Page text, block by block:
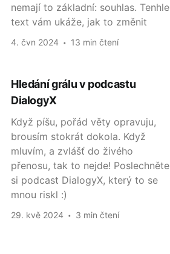
nemají to základní: souhlas. Tenhle
text vám ukáže, jak to změnit
4. čvn 2024 13 min čtení
Hledání grálu v podcastu
DialogyX
Když píšu, pořád věty opravuju,
brousím stokrát dokola. Když
mluvím, a zvlášť do živého
přenosu, tak to nejde! Poslechněte
si podcast DialogyX, který to se
mnou riskl :)
29. kvě 2024 3 min čtení